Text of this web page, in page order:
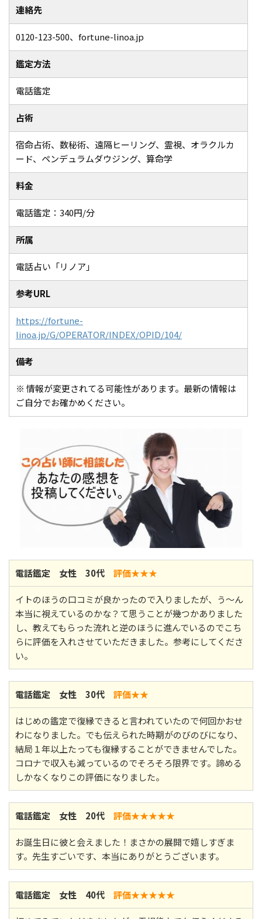
連絡先
0120-123-500、fortune-linoa.jp
鑑定方法
電話鑑定
占術
宿命占術、数秘術、遠隔ヒーリング、霊視、オラクルカ
ード、ペンデュラムダウジング、算命学
料金
電話鑑定：340円/分
所属
電話占い「リノア」
参考URL
https://fortune-
linoa.jp/G/OPERATOR/INDEX/OPID/104/
備考
※ 情報が変更されてる可能性があります。最新の情報は
ご自分でお確かめください。
電話鑑定 女性 30代 評価★★★
イトのほうの口コミが良かったので入りましたが、う～ん
本当に視えているのかな？て思うことが幾つかありました
し、教えてもらった流れと逆のほうに進んでいるのでこち
らに評価を入れさせていただきました。参考にしてくださ
い。
電話鑑定 女性 30代 評価★★
はじめの鑑定で復縁できると言われていたので何回かおせ
わになりました。でも伝えられた時期がのびのびになり、
結局１年以上たっても復縁することができませんでした。
コロナで収入も減っているのでそろそろ限界です。諦める
しかなくなりこの評価になりました。
電話鑑定 女性 20代 評価★★★★★
お誕生日に彼と会えました！まさかの展開で嬉しすぎま
す。先生すごいです、本当にありがとうございます。
電話鑑定 女性 40代 評価★★★★★